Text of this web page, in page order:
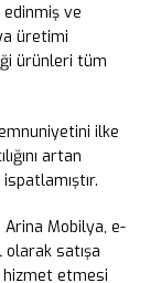
ve
üretimi
ürünleri tüm
ilke
artan
Mobilya, e-
satışa
hizmet etmesi